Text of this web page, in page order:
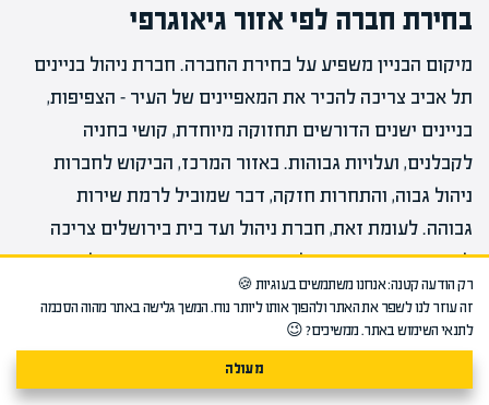
בחירת חברה לפי אזור גיאוגרפי
מיקום הבניין משפיע על בחירת החברה. חברת ניהול בניינים
תל אביב צריכה להכיר את המאפיינים של העיר – הצפיפות,
בניינים ישנים הדורשים תחזוקה מיוחדת, קושי בחניה
לקבלנים, ועלויות גבוהות. באזור המרכז, הביקוש לחברות
ניהול גבוה, והתחרות חזקה, דבר שמוביל לרמת שירות
גבוהה. לעומת זאת, חברת ניהול ועד בית בירושלים צריכה
להבין את הייחודיות של העיר – בניינים רבים עם בעלות
משותפת מורכבת, דיירים ממגזרים שונים, ודרישות מיוחדות
של שמירת יום שישי ושבת.
באזורים פריפריאליים, כמו הצפון או הדרום, יש פחות חברות
רק הודעה קטנה: אנחנו משתמשים בעוגיות 🍪
זה עוזר לנו לשפר את האתר ולהפוך אותו ליותר נוח. המשך גלישה באתר מהוה הסכמה
לתנאי השימוש באתר. ממשיכים? 😉
מעולה